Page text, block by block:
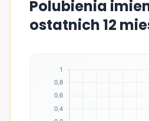
Polubienia
ostatnich 12